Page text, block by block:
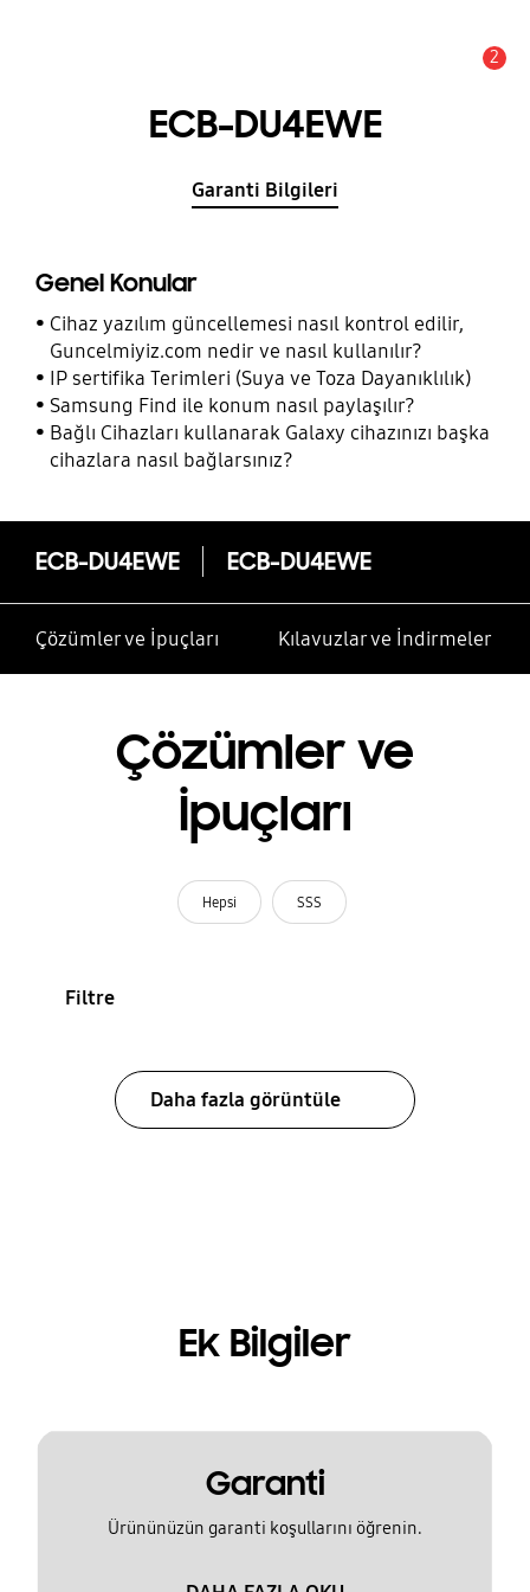
2
ECB-DU4EWE
Garanti Bilgileri
Genel Konular
Cihaz yazılım güncellemesi nasıl kontrol edilir,
Guncelmiyiz.com nedir ve nasıl kullanılır?
IP sertifika Terimleri (Suya ve Toza Dayanıklılık)
Samsung Find ile konum nasıl paylaşılır?
Bağlı Cihazları kullanarak Galaxy cihazınızı başka
cihazlara nasıl bağlarsınız?
ECB-DU4EWE ECB-DU4EWE
Çözümler ve İpuçları Kılavuzlar ve İndirmeler
Çözümler ve
İpuçları
Hepsi SSS
Filtre
Daha fazla görüntüle
Ek Bilgiler
Garanti
Ürününüzün garanti koşullarını öğrenin.